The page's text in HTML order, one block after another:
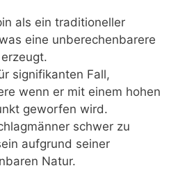
als ein traditioneller
eine unberechenbarere
signifikanten Fall,
wenn er mit einem hohen
geworfen wird.
schwer zu
aufgrund seiner
Natur.